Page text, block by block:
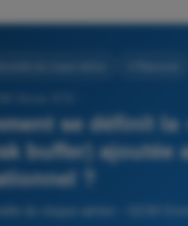
se définit la
buffer) ajoutée
?
du risque aérien - QCM